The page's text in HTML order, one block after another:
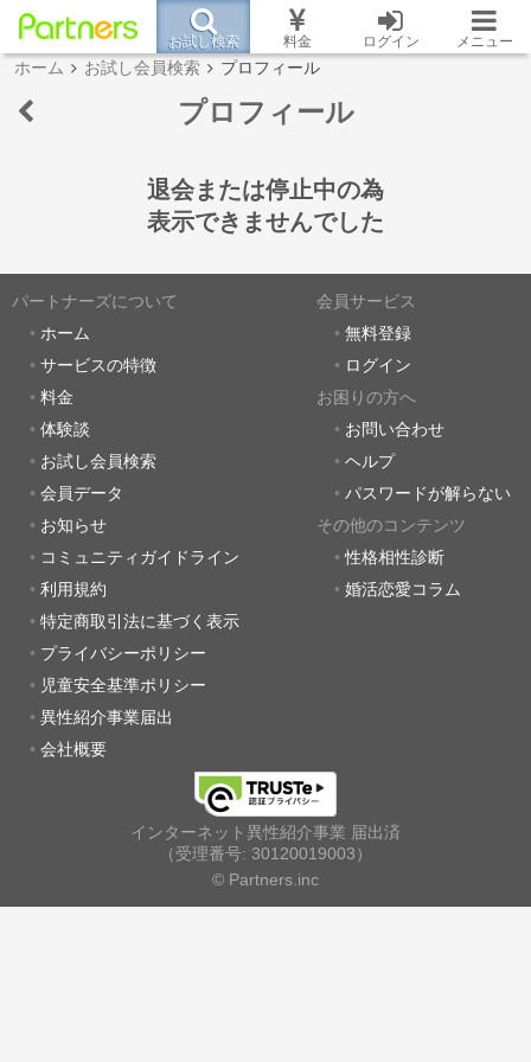
お試し検索 料金 ログイン メニュー
ホーム お試し会員検索 プロフィール
プロフィール
退会または停止中の為
表示できませんでした
パートナーズについて
ホーム
サービスの特徴
料金
体験談
お試し会員検索
会員データ
お知らせ
コミュニティガイドライン
利用規約
特定商取引法に基づく表示
プライバシーポリシー
児童安全基準ポリシー
異性紹介事業届出
会社概要
会員サービス
無料登録
ログイン
お困りの方へ
お問い合わせ
ヘルプ
パスワードが解らない
その他のコンテンツ
性格相性診断
婚活恋愛コラム
インターネット異性紹介事業 届出済
（受理番号: 30120019003）
© Partners.inc